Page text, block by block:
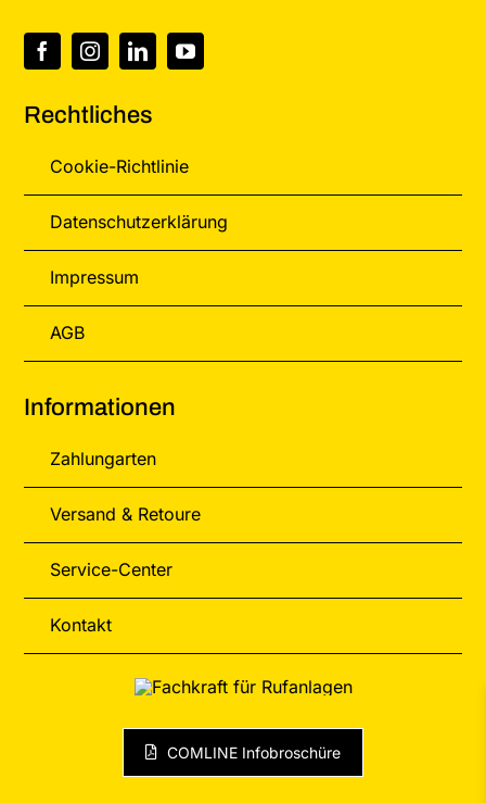
Rechtliches
Cookie-Richtlinie
Datenschutzerklärung
Impressum
AGB
Informationen
Zahlungarten
Versand & Retoure
Service-Center
Kontakt
COMLINE Infobroschüre